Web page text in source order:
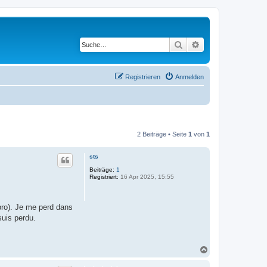
Suche
Anmelden
Registrieren
2 Beiträge • Seite 1 von 1
sts
Beiträge: 1
Registriert: 16 Apr 2025, 15:55
Je me perd dans
perdu.